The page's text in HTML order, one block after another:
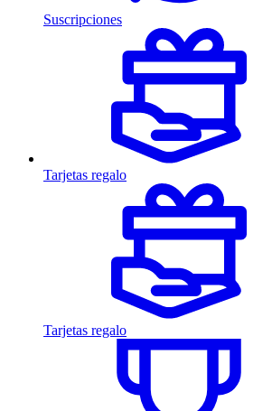
Suscripciones
Tarjetas regalo
Tarjetas regalo